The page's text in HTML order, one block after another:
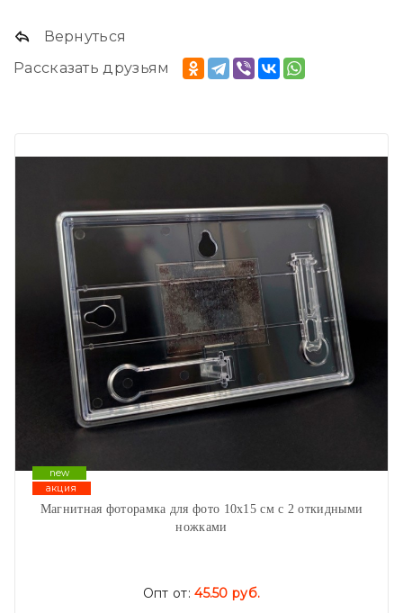
Вернуться
Рассказать друзьям
new
акция
Магнитная фоторамка для фото 10х15 см с 2 откидными
ножками
Опт от:45.50 руб.